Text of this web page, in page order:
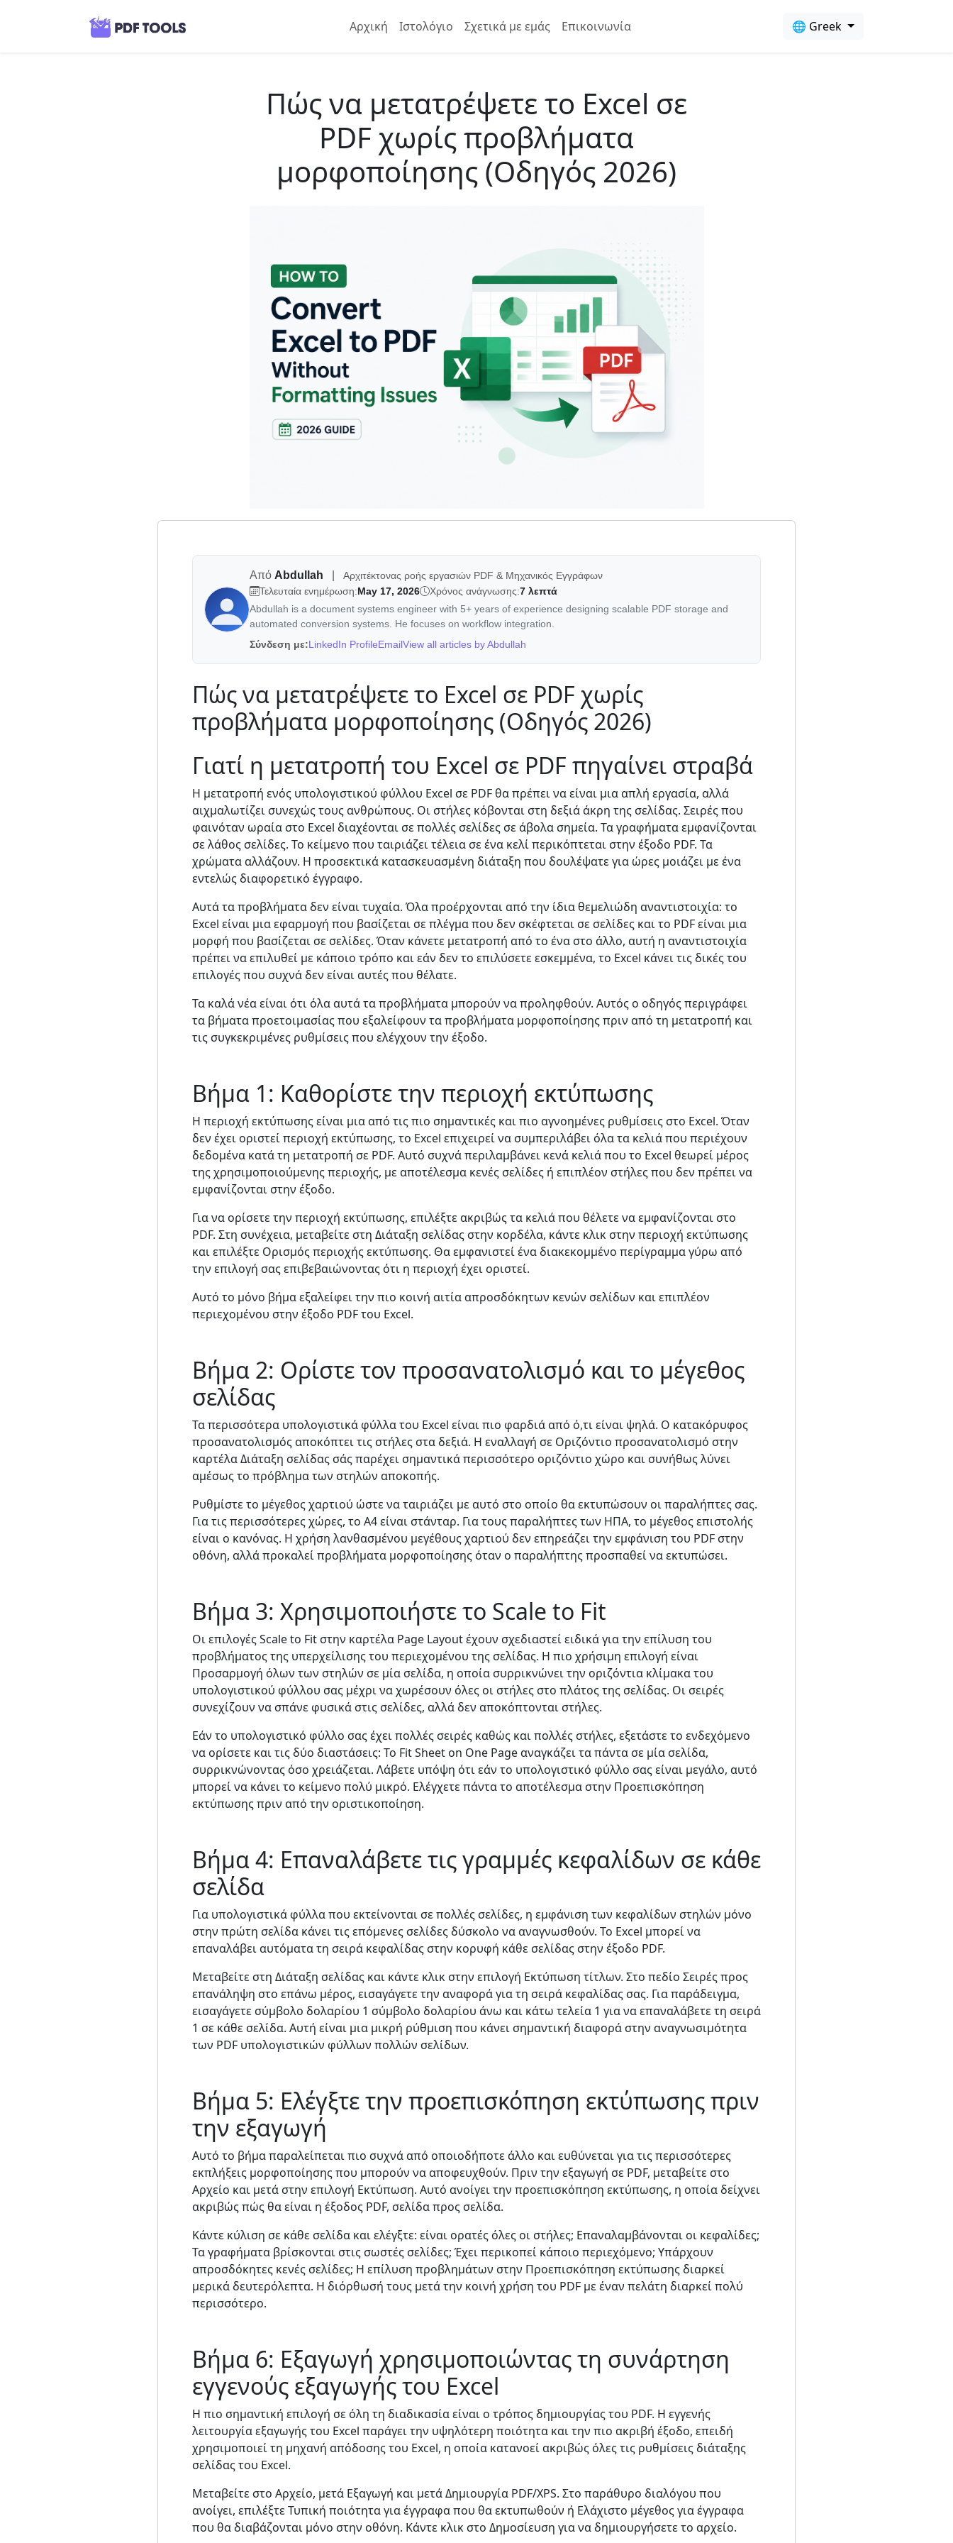
Αρχική Ιστολόγιο Σχετικά με εμάς Επικοινωνία 🌐 Greek
Πώς να μετατρέψετε το Excel σε
PDF χωρίς προβλήματα
μορφοποίησης (Οδηγός 2026)
Από Abdullah
Αρχιτέκτονας ροής εργασιών PDF & Μηχανικός Εγγράφων
Τελευταία ενημέρωση:May 17, 2026 Χρόνος ανάγνωσης:7 λεπτά
Abdullah is a document systems engineer with 5+ years of experience designing scalable PDF storage and
automated conversion systems. He focuses on workflow integration.
Σύνδεση με:LinkedIn ProfileEmailView all articles by Abdullah
Πώς να μετατρέψετε το Excel σε PDF χωρίς
προβλήματα μορφοποίησης (Οδηγός 2026)
Γιατί η μετατροπή του Excel σε PDF πηγαίνει στραβά
Η μετατροπή ενός υπολογιστικού φύλλου Excel σε PDF θα πρέπει να είναι μια απλή εργασία, αλλά
αιχμαλωτίζει συνεχώς τους ανθρώπους. Οι στήλες κόβονται στη δεξιά άκρη της σελίδας. Σειρές που
φαινόταν ωραία στο Excel διαχέονται σε πολλές σελίδες σε άβολα σημεία. Τα γραφήματα εμφανίζονται
σε λάθος σελίδες. Το κείμενο που ταιριάζει τέλεια σε ένα κελί περικόπτεται στην έξοδο PDF. Τα
χρώματα αλλάζουν. Η προσεκτικά κατασκευασμένη διάταξη που δουλέψατε για ώρες μοιάζει με ένα
εντελώς διαφορετικό έγγραφο.
Αυτά τα προβλήματα δεν είναι τυχαία. Όλα προέρχονται από την ίδια θεμελιώδη αναντιστοιχία: το
Excel είναι μια εφαρμογή που βασίζεται σε πλέγμα που δεν σκέφτεται σε σελίδες και το PDF είναι μια
μορφή που βασίζεται σε σελίδες. Όταν κάνετε μετατροπή από το ένα στο άλλο, αυτή η αναντιστοιχία
πρέπει να επιλυθεί με κάποιο τρόπο και εάν δεν το επιλύσετε εσκεμμένα, το Excel κάνει τις δικές του
επιλογές που συχνά δεν είναι αυτές που θέλατε.
Τα καλά νέα είναι ότι όλα αυτά τα προβλήματα μπορούν να προληφθούν. Αυτός ο οδηγός περιγράφει
τα βήματα προετοιμασίας που εξαλείφουν τα προβλήματα μορφοποίησης πριν από τη μετατροπή και
τις συγκεκριμένες ρυθμίσεις που ελέγχουν την έξοδο.
Βήμα 1: Καθορίστε την περιοχή εκτύπωσης
Η περιοχή εκτύπωσης είναι μια από τις πιο σημαντικές και πιο αγνοημένες ρυθμίσεις στο Excel. Όταν
δεν έχει οριστεί περιοχή εκτύπωσης, το Excel επιχειρεί να συμπεριλάβει όλα τα κελιά που περιέχουν
δεδομένα κατά τη μετατροπή σε PDF. Αυτό συχνά περιλαμβάνει κενά κελιά που το Excel θεωρεί μέρος
της χρησιμοποιούμενης περιοχής, με αποτέλεσμα κενές σελίδες ή επιπλέον στήλες που δεν πρέπει να
εμφανίζονται στην έξοδο.
Για να ορίσετε την περιοχή εκτύπωσης, επιλέξτε ακριβώς τα κελιά που θέλετε να εμφανίζονται στο
PDF. Στη συνέχεια, μεταβείτε στη Διάταξη σελίδας στην κορδέλα, κάντε κλικ στην περιοχή εκτύπωσης
και επιλέξτε Ορισμός περιοχής εκτύπωσης. Θα εμφανιστεί ένα διακεκομμένο περίγραμμα γύρω από
την επιλογή σας επιβεβαιώνοντας ότι η περιοχή έχει οριστεί.
Αυτό το μόνο βήμα εξαλείφει την πιο κοινή αιτία απροσδόκητων κενών σελίδων και επιπλέον
περιεχομένου στην έξοδο PDF του Excel.
Βήμα 2: Ορίστε τον προσανατολισμό και το μέγεθος
σελίδας
Τα περισσότερα υπολογιστικά φύλλα του Excel είναι πιο φαρδιά από ό,τι είναι ψηλά. Ο κατακόρυφος
προσανατολισμός αποκόπτει τις στήλες στα δεξιά. Η εναλλαγή σε Οριζόντιο προσανατολισμό στην
καρτέλα Διάταξη σελίδας σάς παρέχει σημαντικά περισσότερο οριζόντιο χώρο και συνήθως λύνει
αμέσως το πρόβλημα των στηλών αποκοπής.
Ρυθμίστε το μέγεθος χαρτιού ώστε να ταιριάζει με αυτό στο οποίο θα εκτυπώσουν οι παραλήπτες σας.
Για τις περισσότερες χώρες, το A4 είναι στάνταρ. Για τους παραλήπτες των ΗΠΑ, το μέγεθος επιστολής
είναι ο κανόνας. Η χρήση λανθασμένου μεγέθους χαρτιού δεν επηρεάζει την εμφάνιση του PDF στην
οθόνη, αλλά προκαλεί προβλήματα μορφοποίησης όταν ο παραλήπτης προσπαθεί να εκτυπώσει.
Βήμα 3: Χρησιμοποιήστε το Scale to Fit
Οι επιλογές Scale to Fit στην καρτέλα Page Layout έχουν σχεδιαστεί ειδικά για την επίλυση του
προβλήματος της υπερχείλισης του περιεχομένου της σελίδας. Η πιο χρήσιμη επιλογή είναι
Προσαρμογή όλων των στηλών σε μία σελίδα, η οποία συρρικνώνει την οριζόντια κλίμακα του
υπολογιστικού φύλλου σας μέχρι να χωρέσουν όλες οι στήλες στο πλάτος της σελίδας. Οι σειρές
συνεχίζουν να σπάνε φυσικά στις σελίδες, αλλά δεν αποκόπτονται στήλες.
Εάν το υπολογιστικό φύλλο σας έχει πολλές σειρές καθώς και πολλές στήλες, εξετάστε το ενδεχόμενο
να ορίσετε και τις δύο διαστάσεις: Το Fit Sheet on One Page αναγκάζει τα πάντα σε μία σελίδα,
συρρικνώνοντας όσο χρειάζεται. Λάβετε υπόψη ότι εάν το υπολογιστικό φύλλο σας είναι μεγάλο, αυτό
μπορεί να κάνει το κείμενο πολύ μικρό. Ελέγχετε πάντα το αποτέλεσμα στην Προεπισκόπηση
εκτύπωσης πριν από την οριστικοποίηση.
Βήμα 4: Επαναλάβετε τις γραμμές κεφαλίδων σε κάθε
σελίδα
Για υπολογιστικά φύλλα που εκτείνονται σε πολλές σελίδες, η εμφάνιση των κεφαλίδων στηλών μόνο
στην πρώτη σελίδα κάνει τις επόμενες σελίδες δύσκολο να αναγνωσθούν. Το Excel μπορεί να
επαναλάβει αυτόματα τη σειρά κεφαλίδας στην κορυφή κάθε σελίδας στην έξοδο PDF.
Μεταβείτε στη Διάταξη σελίδας και κάντε κλικ στην επιλογή Εκτύπωση τίτλων. Στο πεδίο Σειρές προς
επανάληψη στο επάνω μέρος, εισαγάγετε την αναφορά για τη σειρά κεφαλίδας σας. Για παράδειγμα,
εισαγάγετε σύμβολο δολαρίου 1 σύμβολο δολαρίου άνω και κάτω τελεία 1 για να επαναλάβετε τη σειρά
1 σε κάθε σελίδα. Αυτή είναι μια μικρή ρύθμιση που κάνει σημαντική διαφορά στην αναγνωσιμότητα
των PDF υπολογιστικών φύλλων πολλών σελίδων.
Βήμα 5: Ελέγξτε την προεπισκόπηση εκτύπωσης πριν
την εξαγωγή
Αυτό το βήμα παραλείπεται πιο συχνά από οποιοδήποτε άλλο και ευθύνεται για τις περισσότερες
εκπλήξεις μορφοποίησης που μπορούν να αποφευχθούν. Πριν την εξαγωγή σε PDF, μεταβείτε στο
Αρχείο και μετά στην επιλογή Εκτύπωση. Αυτό ανοίγει την προεπισκόπηση εκτύπωσης, η οποία δείχνει
ακριβώς πώς θα είναι η έξοδος PDF, σελίδα προς σελίδα.
Κάντε κύλιση σε κάθε σελίδα και ελέγξτε: είναι ορατές όλες οι στήλες; Επαναλαμβάνονται οι κεφαλίδες;
Τα γραφήματα βρίσκονται στις σωστές σελίδες; Έχει περικοπεί κάποιο περιεχόμενο; Υπάρχουν
απροσδόκητες κενές σελίδες; Η επίλυση προβλημάτων στην Προεπισκόπηση εκτύπωσης διαρκεί
μερικά δευτερόλεπτα. Η διόρθωσή τους μετά την κοινή χρήση του PDF με έναν πελάτη διαρκεί πολύ
περισσότερο.
Βήμα 6: Εξαγωγή χρησιμοποιώντας τη συνάρτηση
εγγενούς εξαγωγής του Excel
Η πιο σημαντική επιλογή σε όλη τη διαδικασία είναι ο τρόπος δημιουργίας του PDF. Η εγγενής
λειτουργία εξαγωγής του Excel παράγει την υψηλότερη ποιότητα και την πιο ακριβή έξοδο, επειδή
χρησιμοποιεί τη μηχανή απόδοσης του Excel, η οποία κατανοεί ακριβώς όλες τις ρυθμίσεις διάταξης
σελίδας του Excel.
Μεταβείτε στο Αρχείο, μετά Εξαγωγή και μετά Δημιουργία PDF/XPS. Στο παράθυρο διαλόγου που
ανοίγει, επιλέξτε Τυπική ποιότητα για έγγραφα που θα εκτυπωθούν ή Ελάχιστο μέγεθος για έγγραφα
που θα διαβάζονται μόνο στην οθόνη. Κάντε κλικ στο Δημοσίευση για να δημιουργήσετε το αρχείο.